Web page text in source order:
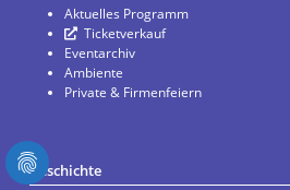
Aktuelles Programm
Ticketverkauf
Eventarchiv
Ambiente
Private & Firmenfeiern
Geschichte